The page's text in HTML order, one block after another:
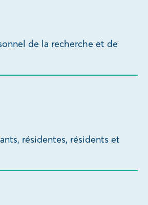
de la recherche et de
résidentes, résidents et